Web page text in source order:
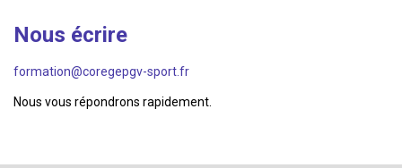
Nous écrire
formation@coregepgv-sport.fr
Nous vous répondrons rapidement.